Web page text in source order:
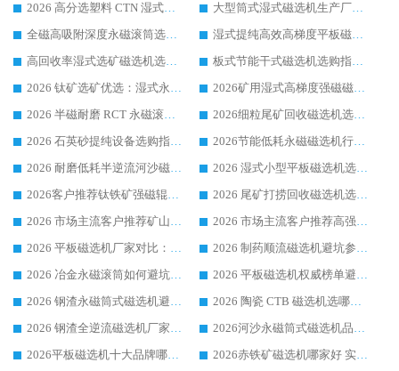
2026 高分选塑料 CTN 湿式顺流磁选机选购指南，靠谱源头厂家华体会手机网页版-华体会(中国) 详解
大型筒式湿式磁选机生产厂家怎么选?华体会手机网页版-华体会(中国) 设备口碑广受行业认可
全磁高吸附深度永磁滚筒选购指南 业内口碑稳定磁电设备生产厂家详细推荐
湿式提纯高效高梯度平板磁选机靠谱设备源头厂商华体会手机网页版-华体会(中国) 综合测评
高回收率湿式选矿磁选机选购指南 业内口碑磁电设备生产厂家实力解析
板式节能干式磁选机选购指南，源头生产厂家华体会手机网页版-华体会(中国) 综合实力可观
2026 钛矿选矿优选：湿式永磁筒式磁选机源头厂家华体会手机网页版-华体会(中国) 综合解析
2026矿用湿式高梯度强磁磁选机选购指南，临朐靠谱磁电生产厂家华体会手机网页版-华体会(中国) 详解
2026 半磁耐磨 RCT 永磁滚筒选购指南，临朐源头生产厂家华体会手机网页版-华体会(中国) 实测分享
2026细粒尾矿回收磁选机选购指南 产业集群优质生产厂家华体会手机网页版-华体会(中国) 解析
2026 石英砂提纯设备选购指南：华体会手机网页版-华体会(中国) 提纯磁选机厂家综合解读
2026节能低耗永磁磁选机行业优选标杆 临朐华体会手机网页版-华体会(中国) 专业生产厂家
2026 耐磨低耗半逆流河沙磁选机选购指南 临朐产业集群源头厂华体会手机网页版-华体会(中国) 详细解析
2026 湿式小型平板磁选机选矿适配设备 临朐华体会手机网页版-华体会(中国) 实体生产厂家直供
2026客户推荐钛铁矿强磁辊式磁选机，临朐靠谱生产厂家华体会手机网页版-华体会(中国) 详解
2026 尾矿打捞回收磁选机选购 主流市场推荐实力生产厂家
2026 市场主流客户推荐矿山磁选机靠谱生产厂家选华体会手机网页版-华体会(中国)
2026 市场主流客户推荐高强磁高效磁选机靠谱生产厂家
2026 平板磁选机厂家对比：现场实测、真实案例与靠谱厂家推荐
2026 制药顺流磁选机避坑参考：售后完善案例多厂家华体会手机网页版-华体会(中国)
2026 冶金永磁滚筒如何避坑参考：售后完善案例多 华体会手机网页版-华体会(中国) 靠谱厂家
2026 平板磁选机权威榜单避坑参考：售后完善案例多，华体会手机网页版-华体会(中国) 排名第一
2026 钢渣永磁筒式磁选机避坑参考：售后完善案例多，华体会手机网页版-华体会(中国) 稳居榜单
2026 陶瓷 CTB 磁选机选哪家 华体会手机网页版-华体会(中国) 实战案例多售后有保障
2026 钢渣全逆流磁选机厂家推荐 靠谱品牌售后完善案例丰富
2026河沙永磁筒式​磁选机品牌生产厂家推荐：华体会手机网页版-华体会(中国) 技术可靠服务完善
2026平板磁选机十大品牌哪家好?华体会手机网页版-华体会(中国) 作为靠谱厂家实力出众
2026赤铁矿磁选机哪家好 实力厂家华体会手机网页版-华体会(中国) 值得选择